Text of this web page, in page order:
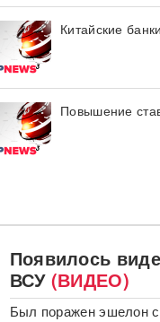
Китайские
Повышение
Появилось
ВСУ(ВИДЕО)
Был поражен эшелон